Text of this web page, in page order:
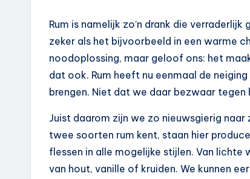
Rum is namelijk zo’n drank die
zeker als het bijvoorbeeld in een warme
noodoplossing, maar geloof ons: het
dat ook. Rum heeft nu eenmaal de
brengen. Niet dat we daar bezwaar tegen
Juist daarom zijn we zo nieuwsgierig naar
twee soorten rum kent, staan hier
flessen in alle mogelijke stijlen. Van
van hout, vanille of kruiden. We kunnen